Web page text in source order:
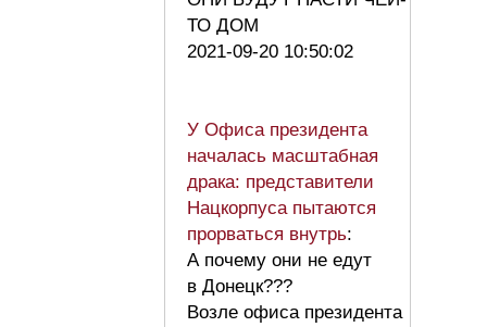
ТО ДОМ
2021-09-20 10:50:02
У Офиса президента
началась масштабная
драка: представители
Нацкорпуса пытаются
прорваться внутрь:
А почему они не едут
в Донецк???
Возле офиса президента